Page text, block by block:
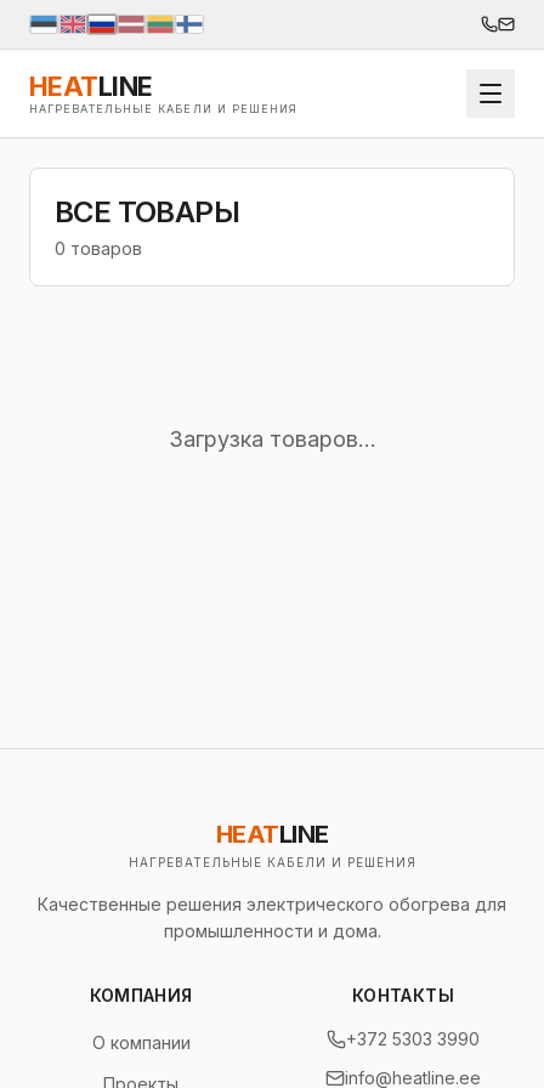
HEATLINE
НАГРЕВАТЕЛЬНЫЕ КАБЕЛИ И РЕШЕНИЯ
ВСЕ ТОВАРЫ
0 товаров
Загрузка товаров...
HEATLINE
НАГРЕВАТЕЛЬНЫЕ КАБЕЛИ И РЕШЕНИЯ
Качественные решения электрического обогрева для
промышленности и дома.
КОМПАНИЯ
О компании
Проекты
КОНТАКТЫ
+372 5303 3990
info@heatline.ee